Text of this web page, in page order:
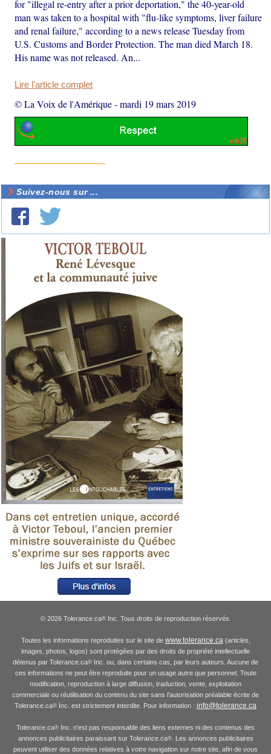
for "illegal re-entry after a prior deportation," the 40-year-old
man was taken to a hospital with "flu-like symptoms, liver failure
and renal failure," according to a news release Tuesday from
U.S. Customs and Border Protection. The man died March 18.
His name was not released. An...
Lire l'article complet
© La Voix de l'Amérique-mardi 19 mars 2019
Suivez-nous sur ...
© 2026 Tolerance.ca®Inc. Tous droits de reproduction réservés.
Toutes les informations reproduites sur le site de www.tolerance.ca (articles,
images, photos, logos) sont protégées par des droits de propriété intellectuelle
détenus par Tolerance.ca® Inc. ou, dans certains cas, par leurs auteurs. Aucune de
ces informations ne peut être reproduite pour un usage autre que personnel. Toute
modification, reproduction à large diffusion, traduction, vente, exploitation
commerciale ou réutilisation du contenu du site sans l'autorisation préalable écrite de
Tolerance.ca® Inc. est strictement interdite. Pour information : info@tolerance.ca
Tolerance.ca® Inc. n'est pas responsable des liens externes ni des contenus des
annonces publicitaires paraissant sur Tolerance.ca®. Les annonces publicitaires
peuvent utiliser des données relatives à votre navigation sur notre site, afin de vous